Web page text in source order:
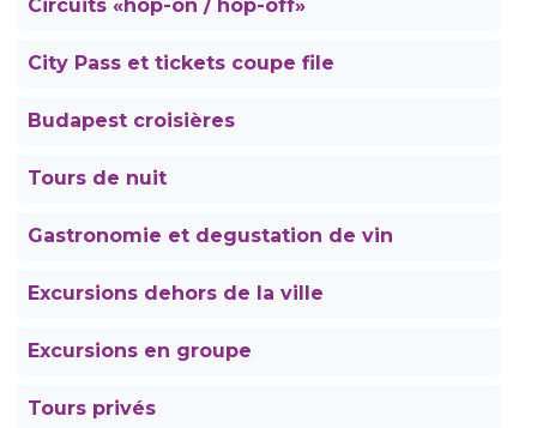
Circuits «hop-on / hop-off»
City Pass et tickets coupe file
Budapest croisières
Tours de nuit
Gastronomie et degustation de vin
Excursions dehors de la ville
Excursions en groupe
Tours privés